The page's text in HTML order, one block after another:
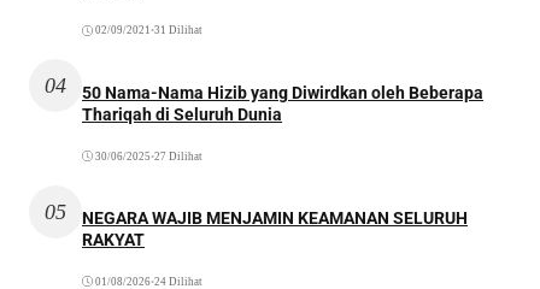
02/09/2021 •31 Dilihat
04
50 Nama-Nama Hizib yang Diwirdkan oleh Beberapa
Thariqah di Seluruh Dunia
30/06/2025 •27 Dilihat
05
NEGARA WAJIB MENJAMIN KEAMANAN SELURUH
RAKYAT
01/08/2026•24 Dilihat